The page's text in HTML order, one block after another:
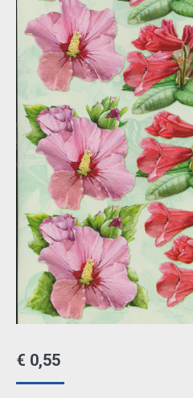
€ 0,55